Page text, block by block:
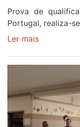
Prova de
Portugal, realiza-
Ler mais
DE
BREAKING
CHEGA
AMANHÃ